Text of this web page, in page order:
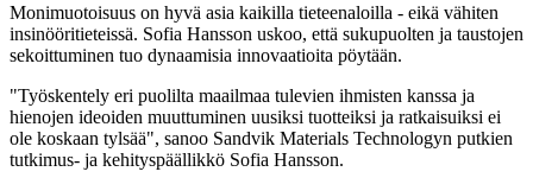
Monimuotoisuus on hyvä asia kaikilla tieteenaloilla - eikä vähiten
insinööritieteissä. Sofia Hansson uskoo, että sukupuolten ja taustojen
sekoittuminen tuo dynaamisia innovaatioita pöytään.
"Työskentely eri puolilta maailmaa tulevien ihmisten kanssa ja
hienojen ideoiden muuttuminen uusiksi tuotteiksi ja ratkaisuiksi ei
ole koskaan tylsää", sanoo Sandvik Materials Technologyn putkien
tutkimus- ja kehityspäällikkö Sofia Hansson.